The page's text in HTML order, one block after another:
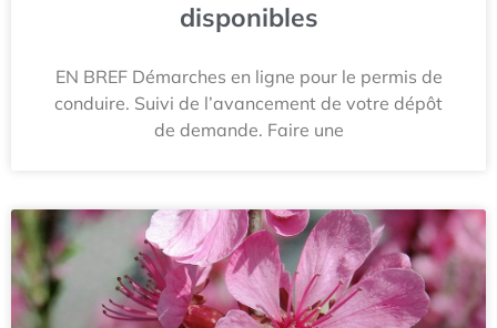
disponibles
EN BREF Démarches en ligne pour le permis de
conduire. Suivi de l’avancement de votre dépôt
de demande. Faire une